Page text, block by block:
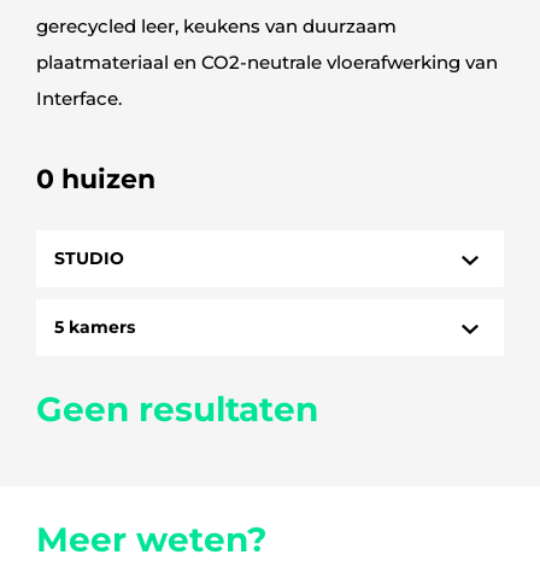
gerecycled leer, keukens van duurzaam
plaatmateriaal en CO2-neutrale vloerafwerking van
Interface.
0 huizen
STUDIO
HUIZEN
5 kamers
Geen resultaten
Meer weten?